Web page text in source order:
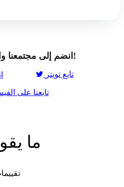
انضم إلى مجتمعنا وابق على اطلاع!
تابع تويتر
تابعنا على
ما